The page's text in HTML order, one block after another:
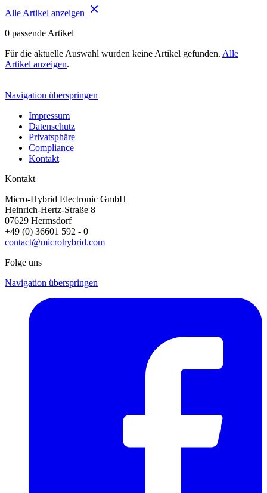
Alle Artikel anzeigen
0 passende Artikel
Für die aktuelle Auswahl wurden keine Artikel gefunden. Alle
Artikel anzeigen.
Navigation überspringen
Impressum
Datenschutz
Privatsphäre
Compliance
Kontakt
Kontakt
Micro-Hybrid Electronic GmbH
Heinrich-Hertz-Straße 8
07629 Hermsdorf
+49 (0) 36601 592 - 0
contact@microhybrid.com
Folge uns
Navigation überspringen